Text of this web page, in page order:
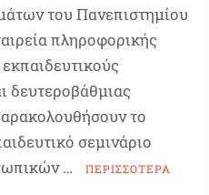
του Πανεπιστημίου
πληροφορικής
δευτεροβάθμιας
το
σεμινάριο
…
ΠΕΡΙΣΣΟΤΕΡΑ